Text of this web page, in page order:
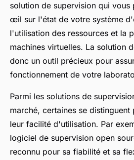
solution de supervision qui vous
œil sur l'état de votre système
l'utilisation des ressources et la
machines virtuelles. La solution
donc un outil précieux pour
fonctionnement de votre
Parmi les solutions de
marché, certaines se
leur facilité d'utilisation. Par
logiciel de supervision open
reconnu pour sa fiabilité et sa